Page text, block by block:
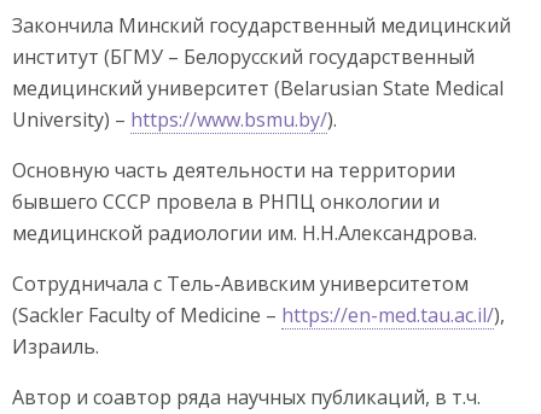
Закончила Минский государственный медицинский
институт (БГМУ – Белорусский государственный
медицинский университет (Belarusian State Medical
University) – https://www.bsmu.by/).
Основную часть деятельности на территории
бывшего СССР провела в РНПЦ онкологии и
медицинской радиологии им. Н.Н.Александрова.
Сотрудничала с Тель-Авивским университетом
(Sackler Faculty of Medicine – https://en-med.tau.ac.il/),
Израиль.
Автор и соавтор ряда научных публикаций, в т.ч.